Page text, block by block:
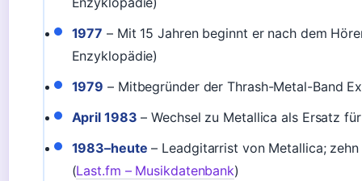
1977 – Mit 15 Jahren beginnt er nach dem
Enzyklopädie)
1979 – Mitbegründer der Thrash-Metal-Band
April 1983 – Wechsel zu Metallica als Ersatz
1983–heute – Leadgitarrist von Metallica; zehn
(Last.fm – Musikdatenbank)